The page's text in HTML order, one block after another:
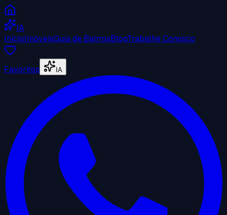
IA
InícioImóveisGuia de BairrosBlogTrabalhe Conosco
Favoritos IA